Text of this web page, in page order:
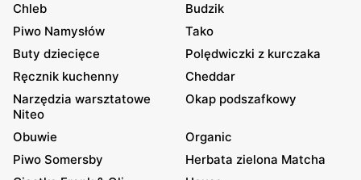
Chleb
Budzik
Piwo Namysłów
Tako
Buty dziecięce
Polędwiczki z kurczaka
Ręcznik kuchenny
Cheddar
Narzędzia warsztatowe
Niteo
Okap podszafkowy
Obuwie
Organic
Piwo Somersby
Herbata zielona Matcha